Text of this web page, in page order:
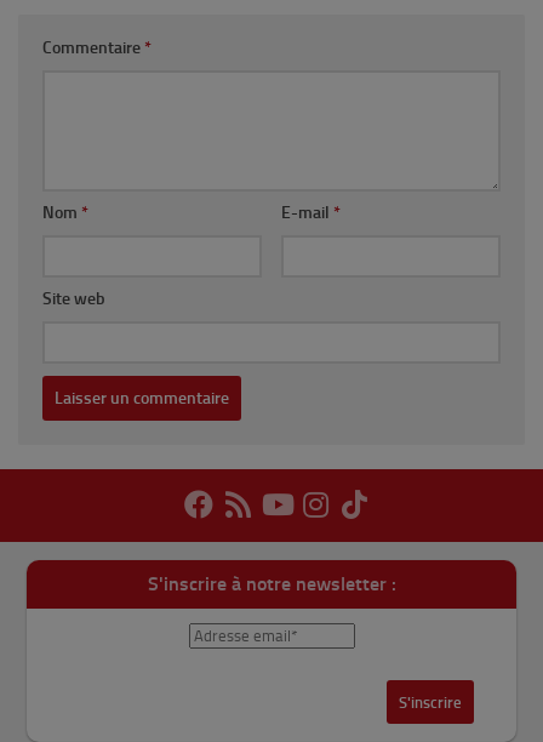
Commentaire *
Nom * E-mail *
Site web
S'inscrire à notre newsletter :